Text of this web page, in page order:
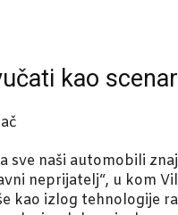
kao
sve naši automobili
neprijatelj“, u kom
kao izlog tehnologije